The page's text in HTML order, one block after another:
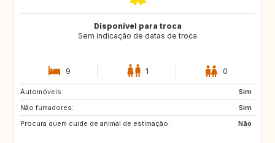
Disponível para troca
Sem indicação de datas de troca
9 1 0
Automóveis:
Sim
Não fumadores:
Sim
Procura quem cuide de animal de estimação:
Não